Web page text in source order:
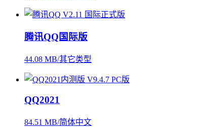
腾讯QQ国际版
44.08 MB/其它类型
QQ2021
84.51 MB/简体中文